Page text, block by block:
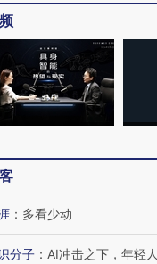
国走私7万
检体内含3种
视线｜
心“花钱找虐”
第四届链博
科技“链”接产
【特别呈现】
： 多看少动
分子 ： AI冲击之下，年轻